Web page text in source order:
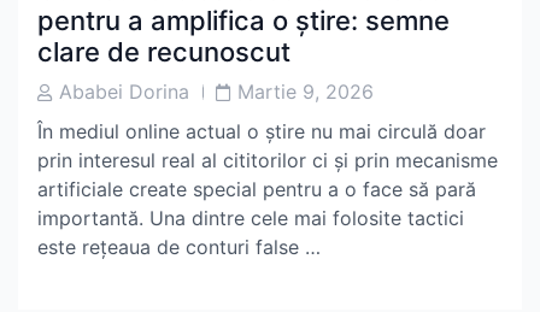
pentru a amplifica o știre: semne
clare de recunoscut
PostAbabei Dorina
PostMartie 9, 2026
În mediul online actual o știre nu mai circulă doar
prin interesul real al cititorilor ci și prin mecanisme
artificiale create special pentru a o face să pară
importantă. Una dintre cele mai folosite tactici
este rețeaua de conturi false …